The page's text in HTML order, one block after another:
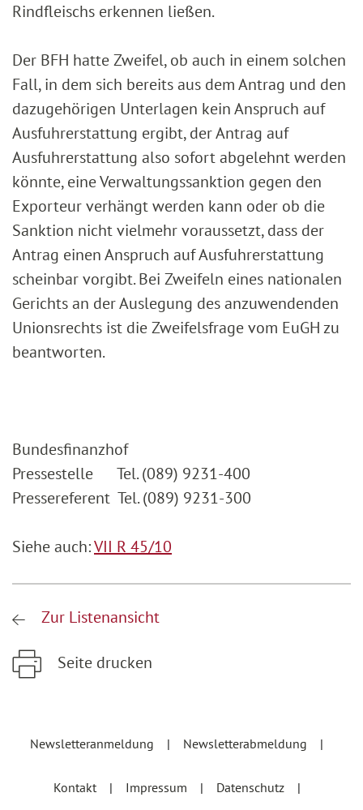
Rindfleischs erkennen ließen.
Der BFH hatte Zweifel, ob auch in einem solchen
Fall, in dem sich bereits aus dem Antrag und den
dazugehörigen Unterlagen kein Anspruch auf
Ausfuhrerstattung ergibt, der Antrag auf
Ausfuhrerstattung also sofort abgelehnt werden
könnte, eine Verwaltungssanktion gegen den
Exporteur verhängt werden kann oder ob die
Sanktion nicht vielmehr voraussetzt, dass der
Antrag einen Anspruch auf Ausfuhrerstattung
scheinbar vorgibt. Bei Zweifeln eines nationalen
Gerichts an der Auslegung des anzuwendenden
Unionsrechts ist die Zweifelsfrage vom EuGH zu
beantworten.
Bundesfinanzhof
Pressestelle Tel. (089) 9231-400
Pressereferent Tel. (089) 9231-300
Siehe auch:VII R 45/10
Zur Listenansicht
Seite drucken
Newsletteranmeldung
Newsletterabmeldung
Kontakt Impressum Datenschutz